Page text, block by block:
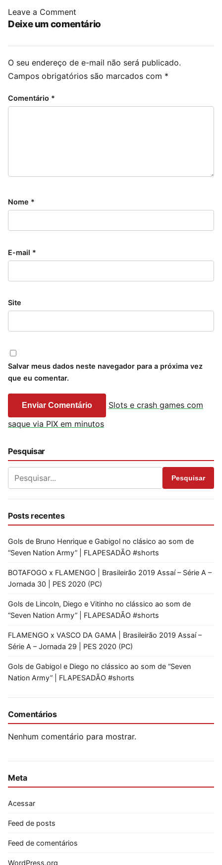
Leave a Comment
Deixe um comentário
O seu endereço de e-mail não será publicado.
Campos obrigatórios são marcados com *
Comentário *
Nome *
E-mail *
Site
Salvar meus dados neste navegador para a próxima vez
que eu comentar.
Slots e crash games com
saque via PIX em minutos
Pesquisar
Pesquisar
Posts recentes
Gols de Bruno Henrique e Gabigol no clásico ao som de
“Seven Nation Army” | FLAPESADÃO #shorts
BOTAFOGO x FLAMENGO | Brasileirão 2019 Assaí – Série A –
Jornada 30 | PES 2020 (PC)
Gols de Lincoln, Diego e Vitinho no clássico ao som de
“Seven Nation Army” | FLAPESADÃO #shorts
FLAMENGO x VASCO DA GAMA | Brasileirão 2019 Assaí –
Série A – Jornada 29 | PES 2020 (PC)
Gols de Gabigol e Diego no clássico ao som de “Seven
Nation Army” | FLAPESADÃO #shorts
Comentários
Nenhum comentário para mostrar.
Meta
Acessar
Feed de posts
Feed de comentários
WordPress.org